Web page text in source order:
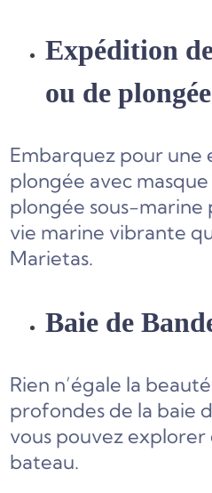
Expédition
ou de
Embarquez pour une
plongée avec
plongée sous-marine
vie marine vibrante
Marietas.
Baie de
Rien n’égale la
profondes de la baie
vous pouvez
bateau.